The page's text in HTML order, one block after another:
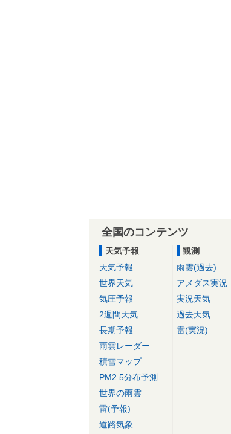
全国のコンテンツ
天気予報
天気予報
世界天気
気圧予報
2週間天気
長期予報
雨雲レーダー
積雪マップ
PM2.5分布予測
世界の雨雲
雷(予報)
道路気象
観測
雨雲(過去)
アメダス実況
実況天気
過去天気
雷(実況)